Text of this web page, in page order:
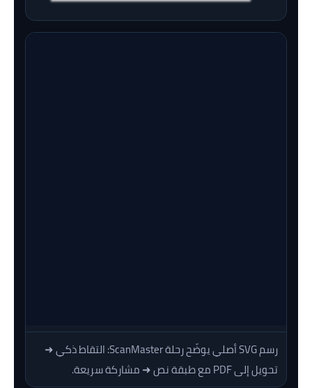
رسم SVG أصلي يوضّح رحلة ScanMaster: التقاط ذكي ➜
تحويل إلى PDF مع طبقة نص ➜ مشاركة سريعة.